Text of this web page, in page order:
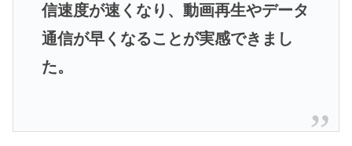
信速度が速くなり、動画再生やデータ
通信が早くなることが実感できまし
た。